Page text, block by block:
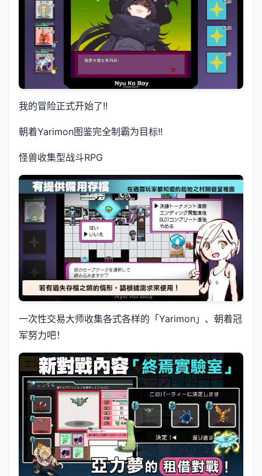
我的冒险正式开始了!!
朝着Yarimon图鉴完全制霸为目标!!
怪兽收集型战斗RPG
一次性交易大师收集各式各样的「Yarimon」、朝着冠
军努力吧！